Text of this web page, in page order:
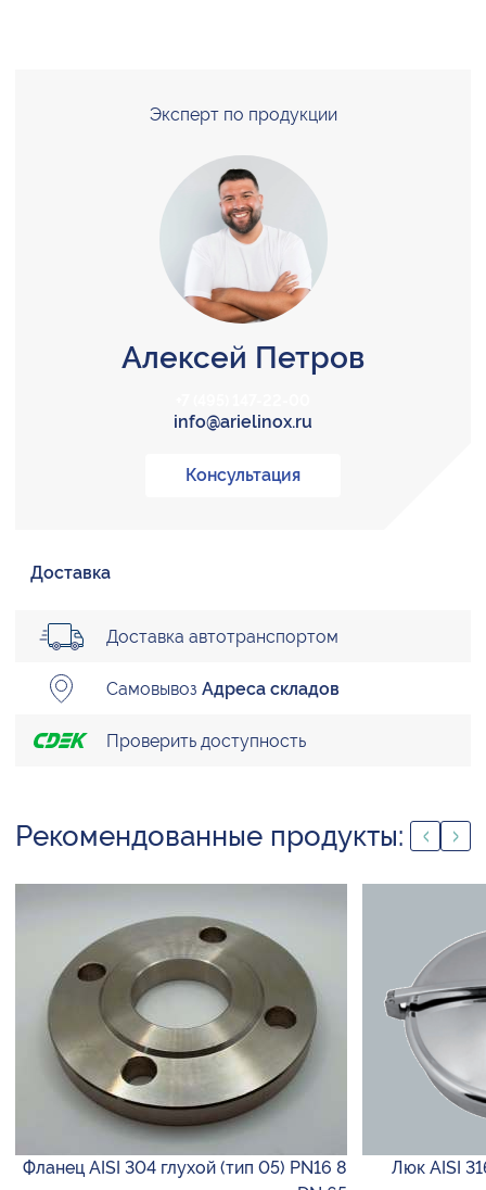
Эксперт по продукции
Алексей Петров
info@arielinox.ru
Консультация
Доставка
Доставка автотранспортом
Самовывоз Адреса складов
Проверить доступность
Рекомендованные продукты:
Фланец AISI 304 глухой (тип 05) PN16 8
Люк AISI